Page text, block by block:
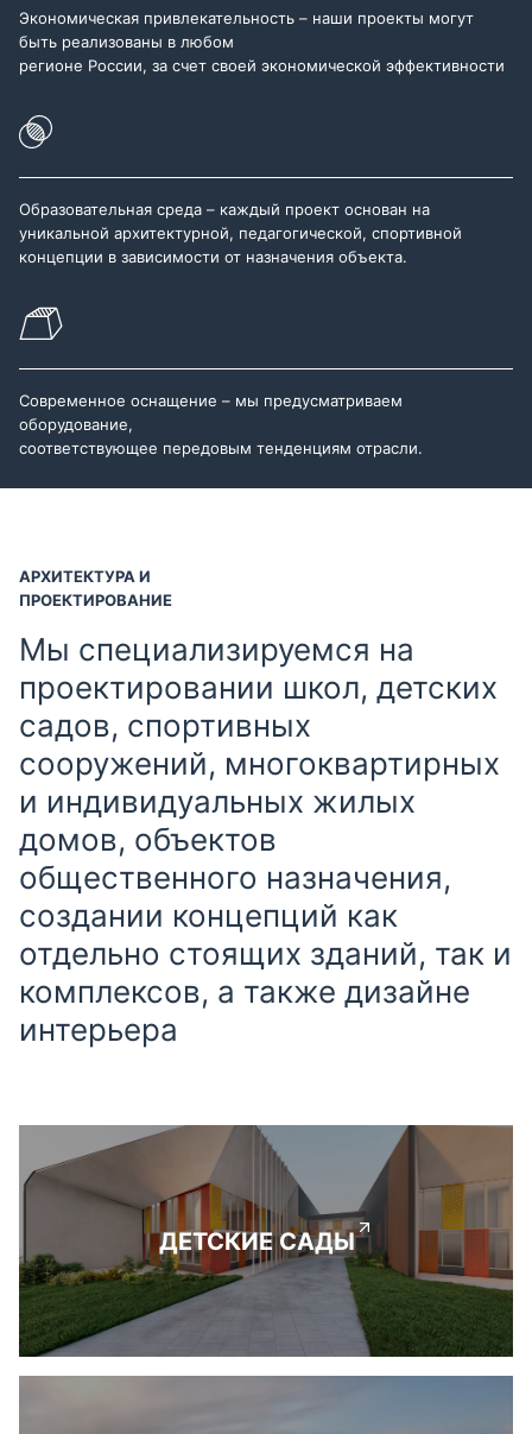
Экономическая привлекательность – наши проекты могут
быть реализованы в любом
регионе России, за счет своей экономической эффективности
Образовательная среда – каждый проект основан на
уникальной архитектурной, педагогической, спортивной
концепции в зависимости от назначения объекта.
Современное оснащение – мы предусматриваем
оборудование,
соответствующее передовым тенденциям отрасли.
АРХИТЕКТУРА И
ПРОЕКТИРОВАНИЕ
Мы специализируемся на
проектировании школ, детских
садов, спортивных
сооружений, многоквартирных
и индивидуальных жилых
домов, объектов
общественного назначения,
создании концепций как
отдельно стоящих зданий, так и
комплексов, а также дизайне
интерьера
ДЕТСКИЕ САДЫ